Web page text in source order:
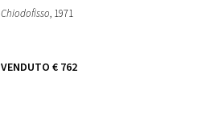
Chiodofisso, 1971
VENDUTO € 762